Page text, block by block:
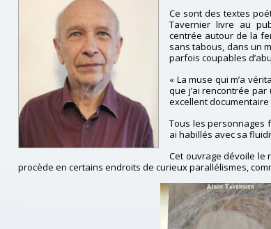
Ce sont des textes
Tavernier livre au
centrée autour de la
sans tabous, dans un
parfois coupables
« La muse qui m’a
que j’ai rencontrée
excellent
Tous les personnages
ai habillés avec sa
Cet ouvrage dévoile le
procède en certains endroits de curieux parallélismes,